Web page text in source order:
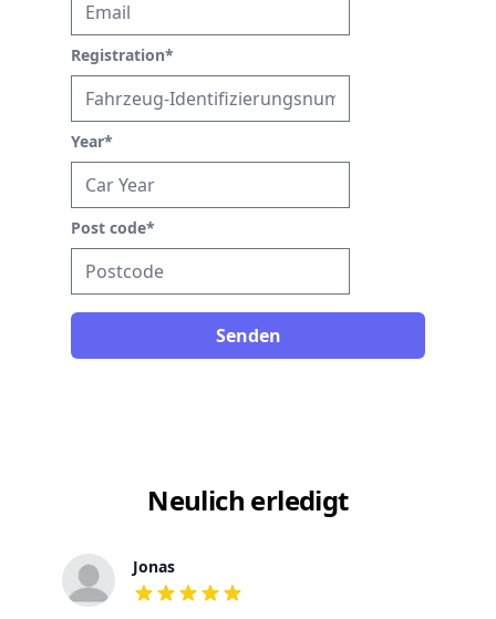
Registration*
Year*
Post code*
Senden
Neulich erledigt
Jonas
out of 5 stars